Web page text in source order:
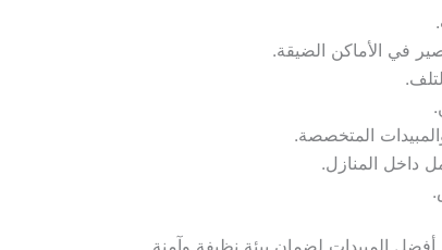
في الأماكن الضيقة.
المتخصصة.
داخل المنازل.
المبيدات لضمان بيئة نظيفة وآمنة.